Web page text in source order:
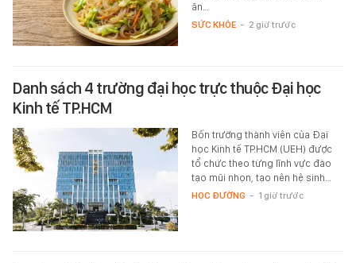
ăn…
SỨC KHỎE - 2 giờ trước
Danh sách 4 trường đại học trực thuộc Đại học
Kinh tế TP.HCM
Bốn trường thành viên của Đại
học Kinh tế TP.HCM (UEH) được
tổ chức theo từng lĩnh vực đào
tạo mũi nhọn, tạo nên hệ sinh…
HỌC ĐƯỜNG - 1 giờ trước